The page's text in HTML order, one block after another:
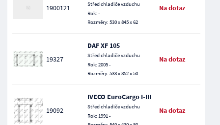
1900121
Střed chladiče vzduchu
Rok: -
Rozměry: 530 x 845 x 62
Na dotaz
19327
DAF XF 105
Střed chladiče vzduchu
Rok: 2005 -
Rozměry: 533 x 852 x 50
Na dotaz
19092
IVECO EuroCargo I-III
Střed chladiče vzduchu
Rok: 1991 -
Na dotaz